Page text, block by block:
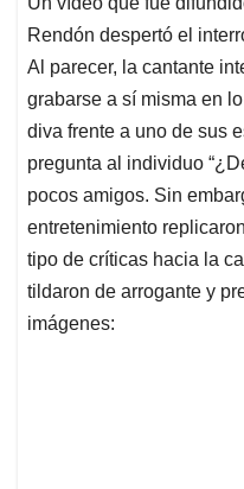
s
A
p
p
b
o
o
k
e
d
I
n
l
Rendón despertó el
Al parecer, la cantante
grabarse a sí misma en
diva frente a uno de sus
pregunta al individuo
pocos amigos. Sin
entretenimiento
tipo de críticas hacia la
tildaron de arrogante y
imágenes: